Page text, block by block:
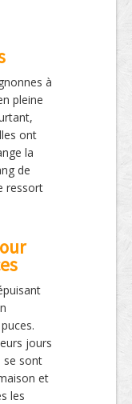
à
pleine
ont
la
de
ressort
jours
se sont
et
les